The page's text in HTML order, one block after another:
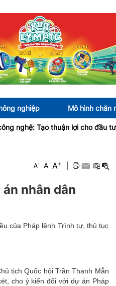
nghiệp Mô hình chăn
thuận lợi cho đầu tư kinh doanh
A- A A+
nhân dân
của Pháp lệnh Trình tự, thủ tục
tịch Quốc hội Trần Thanh Mẫn
cho ý kiến đối với dự án Pháp